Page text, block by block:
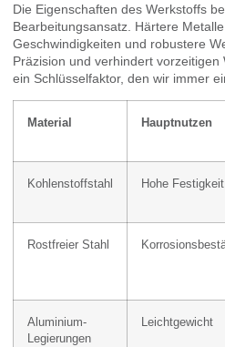
Die Eigenschaften des Werkstoffs
Bearbeitungsansatz. Härtere
Geschwindigkeiten und robustere
Präzision und verhindert
ein Schlüsselfaktor, den wir immer
Material Hauptnutzen
Kohlenstoffstahl Hohe Festigkeit
Rostfreier Stahl
Aluminium-
Legierungen
Leichtgewicht